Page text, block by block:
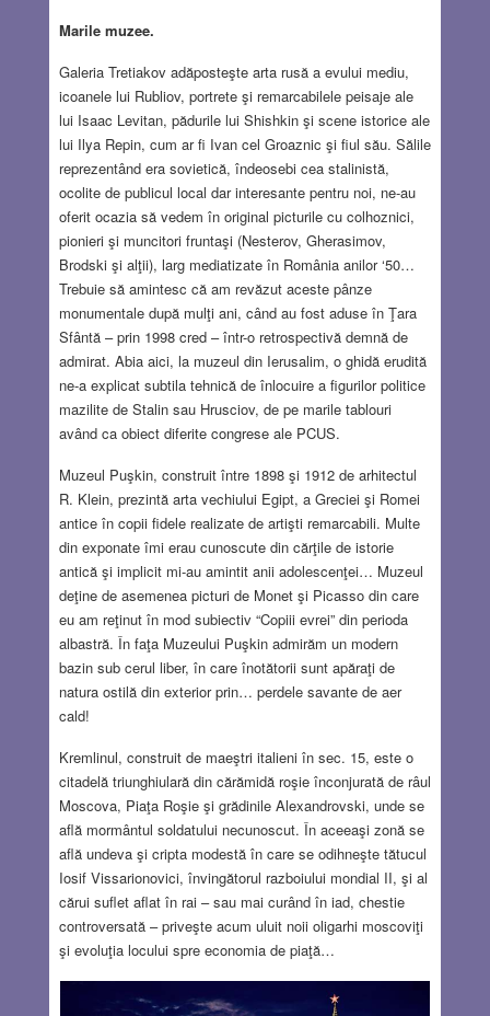
Marile muzee.
Galeria Tretiakov adăposteşte arta rusă a evului mediu,
icoanele lui Rubliov, portrete şi remarcabilele peisaje ale
lui Isaac Levitan, pădurile lui Shishkin şi scene istorice ale
lui Ilya Repin, cum ar fi Ivan cel Groaznic şi fiul său. Sălile
reprezentând era sovietică, îndeosebi cea stalinistă,
ocolite de publicul local dar interesante pentru noi, ne-au
oferit ocazia să vedem în original picturile cu colhoznici,
pionieri şi muncitori fruntaşi (Nesterov, Gherasimov,
Brodski şi alţii), larg mediatizate în România anilor ‘50…
Trebuie să amintesc că am revăzut aceste pânze
monumentale după mulţi ani, când au fost aduse în Ţara
Sfântă – prin 1998 cred – într-o retrospectivă demnă de
admirat. Abia aici, la muzeul din Ierusalim, o ghidă erudită
ne-a explicat subtila tehnică de înlocuire a figurilor politice
mazilite de Stalin sau Hrusciov, de pe marile tablouri
având ca obiect diferite congrese ale PCUS.
Muzeul Puşkin, construit între 1898 şi 1912 de arhitectul
R. Klein, prezintă arta vechiului Egipt, a Greciei şi Romei
antice în copii fidele realizate de artişti remarcabili. Multe
din exponate îmi erau cunoscute din cărţile de istorie
antică şi implicit mi-au amintit anii adolescenţei… Muzeul
deţine de asemenea picturi de Monet şi Picasso din care
eu am reţinut în mod subiectiv “Copiii evrei” din perioda
albastră. În faţa Muzeului Puşkin admirăm un modern
bazin sub cerul liber, în care înotătorii sunt apăraţi de
natura ostilă din exterior prin… perdele savante de aer
cald!
Kremlinul, construit de maeştri italieni în sec. 15, este o
citadelă triunghiulară din cărămidă roşie înconjurată de râul
Moscova, Piaţa Roşie şi grădinile Alexandrovski, unde se
află mormântul soldatului necunoscut. În aceeaşi zonă se
află undeva şi cripta modestă în care se odihneşte tătucul
Iosif Vissarionovici, învingătorul razboiului mondial II, şi al
cărui suflet aflat în rai – sau mai curând în iad, chestie
controversată – priveşte acum uluit noii oligarhi moscoviţi
şi evoluţia locului spre economia de piaţă…